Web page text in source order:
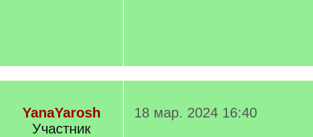
YanaYarosh
Участник
18 мар. 2024 16:40